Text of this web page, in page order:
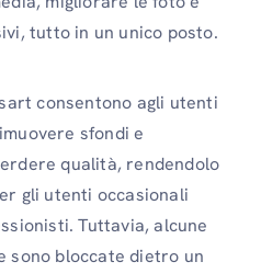
tutto in un unico posto.
consentono agli utenti
sfondi e
qualità, rendendolo
gli utenti occasionali
Tuttavia, alcune
sono bloccate dietro un